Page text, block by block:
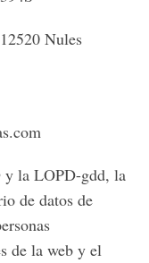
Nules
y la LOPD-gdd, la
de datos de
de la web y el